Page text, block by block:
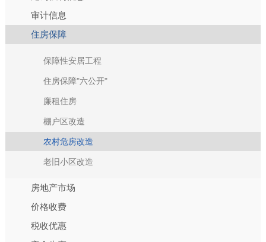
审计信息
住房保障
保障性安居工程
住房保障"六公开"
廉租住房
棚户区改造
农村危房改造
老旧小区改造
房地产市场
价格收费
税收优惠